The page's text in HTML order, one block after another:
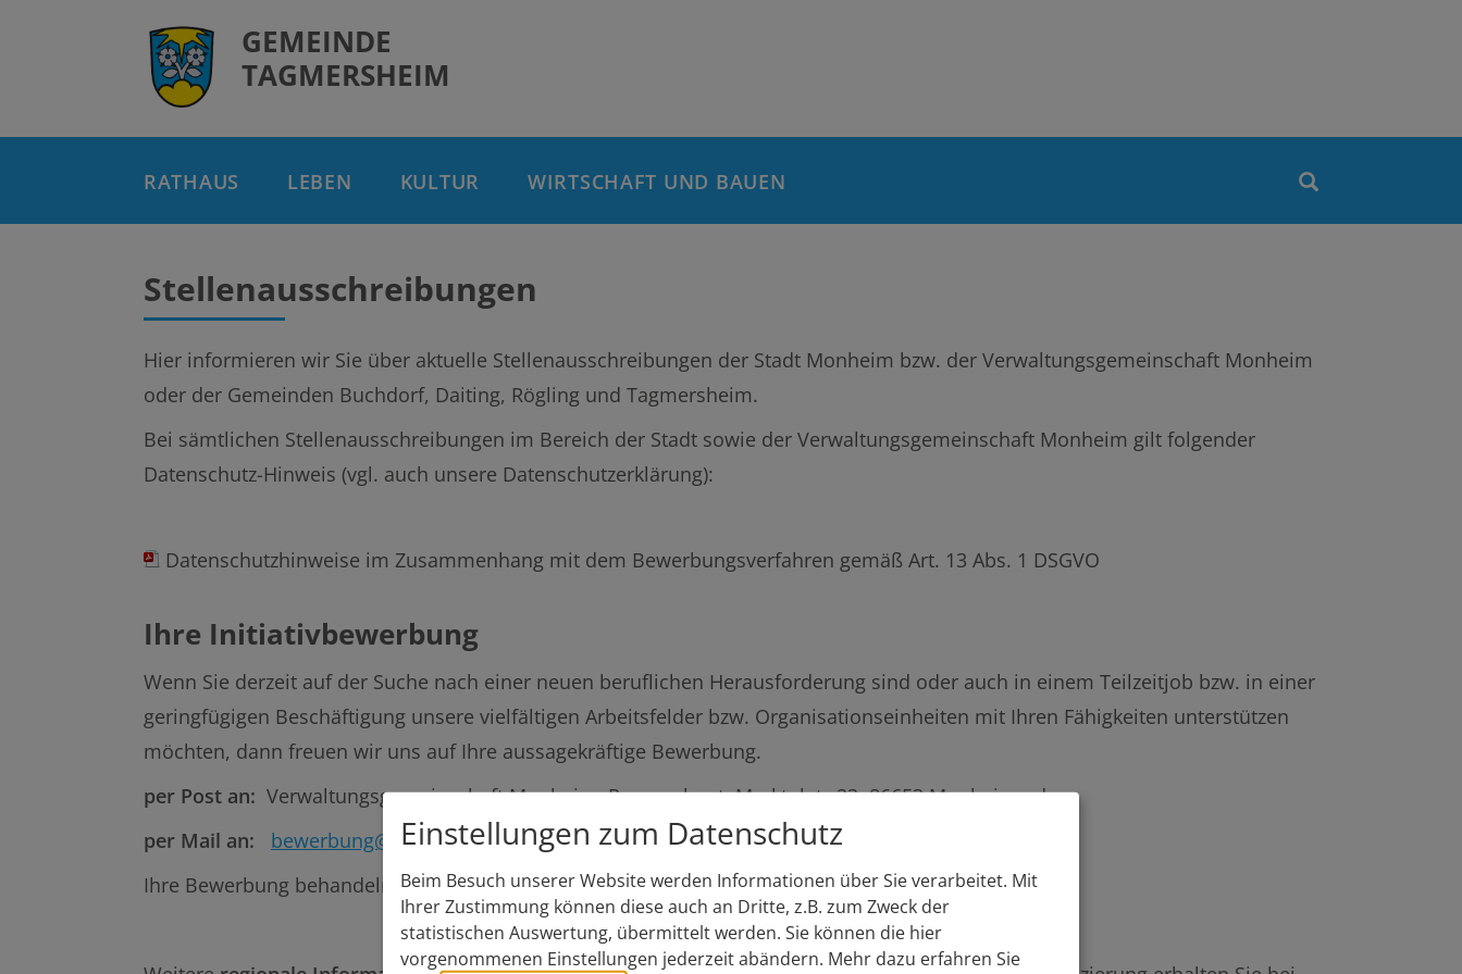
GEMEINDE
TAGMERSHEIM
RATHAUS LEBEN KULTUR WIRTSCHAFT UND BAUEN
Stellenausschreibungen
Hier informieren wir Sie über aktuelle Stellenausschreibungen der Stadt Monheim bzw. der Verwaltungsgemeinschaft Monheim
oder der Gemeinden Buchdorf, Daiting, Rögling und Tagmersheim.
Bei sämtlichen Stellenausschreibungen im Bereich der Stadt sowie der Verwaltungsgemeinschaft Monheim gilt folgender
Datenschutz-Hinweis (vgl. auch unsere Datenschutzerklärung):
Datenschutzhinweise im Zusammenhang mit dem Bewerbungsverfahren gemäß Art. 13 Abs. 1 DSGVO
Ihre Initiativbewerbung
Wenn Sie derzeit auf der Suche nach einer neuen beruflichen Herausforderung sind oder auch in einem Teilzeitjob bzw. in einer
geringfügigen Beschäftigung unsere vielfältigen Arbeitsfelder bzw. Organisationseinheiten mit Ihren Fähigkeiten unterstützen
möchten, dann freuen wir uns auf Ihre aussagekräftige Bewerbung.
per Post an: Verwaltungsgemeinschaft Monheim, Personalamt, Marktplatz 23, 86653 Monheim oder
per Mail an:
bewerbung@vg-monheim.de
Ihre Bewerbung behandeln wir selbstverständlich vertraulich!
Einstellungen zum Datenschutz
Beim Besuch unserer Website werden Informationen über Sie verarbeitet. Mit
Ihrer Zustimmung können diese auch an Dritte, z.B. zum Zweck der
statistischen Auswertung, übermittelt werden. Sie können die hier
vorgenommenen Einstellungen jederzeit abändern. Mehr dazu erfahren Sie